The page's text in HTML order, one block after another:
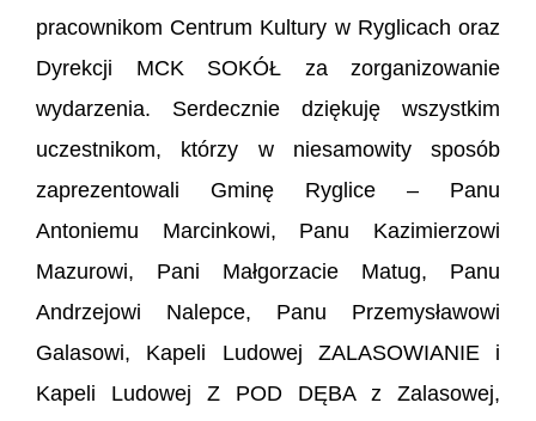
pracownikom Centrum Kultury w Ryglicach oraz
Dyrekcji MCK SOKÓŁ za zorganizowanie
wydarzenia. Serdecznie dziękuję wszystkim
uczestnikom, którzy w niesamowity sposób
zaprezentowali Gminę Ryglice – Panu
Antoniemu Marcinkowi, Panu Kazimierzowi
Mazurowi, Pani Małgorzacie Matug, Panu
Andrzejowi Nalepce, Panu Przemysławowi
Galasowi, Kapeli Ludowej ZALASOWIANIE i
Kapeli Ludowej Z POD DĘBA z Zalasowej,